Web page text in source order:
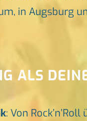
in Augsburg
ALS
: Von